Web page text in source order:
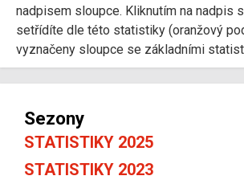
nadpisem sloupce. Kliknutím na nadpis
setřídíte dle této statistiky (oranžový
vyznačeny sloupce se základními
Sezony
STATISTIKY 2025
STATISTIKY 2023